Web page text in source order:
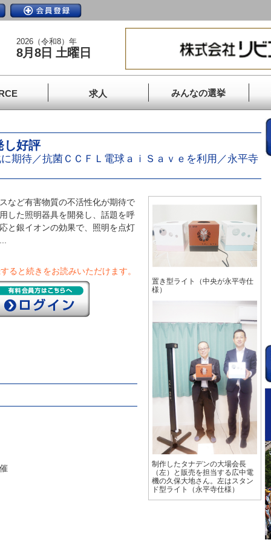
2026（令和8）年
8月8日 土曜日
求人 みんなの選挙
し好評
期待／抗菌ＣＣＦＬ電球ａｉＳａｖｅを利用／永平寺
など有害物質の不活性化が期待で
した照明器具を開発し、話題を呼
と銀イオンの効果で、照明を点灯
ると続きをお読みいただけます。
置き型ライト（中央が永平寺仕
様）
制作したタナデンの大場会長
（左）と販売を担当する広中電
機の久保大地さん。左はスタン
ド型ライト（永平寺仕様）